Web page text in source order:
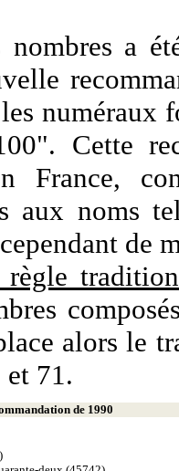
nombres a
numéraux
Cette
France,
aux noms
de
alors le
71.
de 1990